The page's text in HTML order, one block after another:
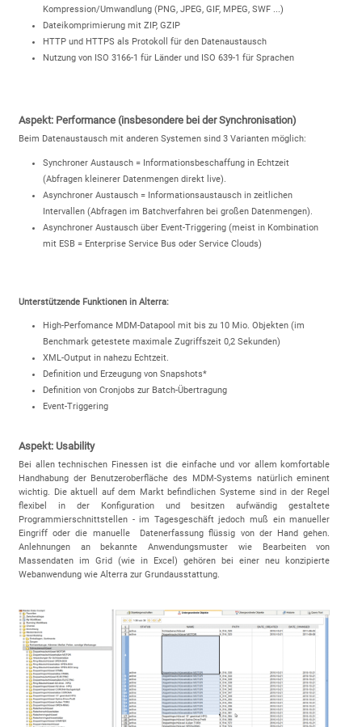
Kompression/Umwandlung (PNG, JPEG, GIF, MPEG, SWF ...)
Dateikomprimierung mit ZIP, GZIP
HTTP und HTTPS als Protokoll für den Datenaustausch
Nutzung von ISO 3166-1 für Länder und ISO 639-1 für Sprachen
Aspekt: Performance (insbesondere bei der Synchronisation)
Beim Datenaustausch mit anderen Systemen sind 3 Varianten möglich:
Synchroner Austausch = Informationsbeschaffung in Echtzeit
(Abfragen kleinerer Datenmengen direkt live).
Asynchroner Austausch = Informationsaustausch in zeitlichen
Intervallen (Abfragen im Batchverfahren bei großen Datenmengen).
Asynchroner Austausch über Event-Triggering (meist in Kombination
mit ESB = Enterprise Service Bus oder Service Clouds)
Unterstützende Funktionen in Alterra:
High-Perfomance MDM-Datapool mit bis zu 10 Mio. Objekten (im
Benchmark getestete maximale Zugriffszeit 0,2 Sekunden)
XML-Output in nahezu Echtzeit.
Definition und Erzeugung von Snapshots*
Definition von Cronjobs zur Batch-Übertragung
Event-Triggering
Aspekt: Usability
Bei allen technischen Finessen ist die einfache und vor allem komfortable
Handhabung der Benutzeroberfläche des MDM-Systems natürlich eminent
wichtig. Die aktuell auf dem Markt befindlichen Systeme sind in der Regel
flexibel in der Konfiguration und besitzen aufwändig gestaltete
Programmierschnittstellen - im Tagesgeschäft jedoch muß ein manueller
Eingriff oder die manuelle Datenerfassung flüssig von der Hand gehen.
Anlehnungen an bekannte Anwendungsmuster wie Bearbeiten von
Massendaten im Grid (wie in Excel) gehören bei einer neu konzipierte
Webanwendung wie Alterra zur Grundausstattung.